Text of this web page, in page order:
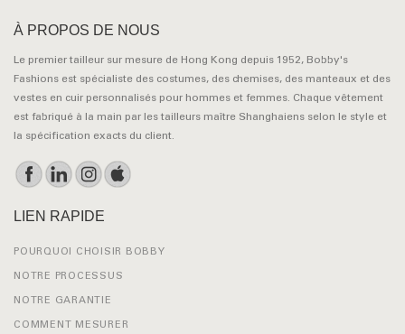
À PROPOS DE NOUS
Le premier tailleur sur mesure de Hong Kong depuis 1952, Bobby's
Fashions est spécialiste des costumes, des chemises, des manteaux et des
vestes en cuir personnalisés pour hommes et femmes. Chaque vêtement
est fabriqué à la main par les tailleurs maître Shanghaiens selon le style et
la spécification exacts du client.
LIEN RAPIDE
POURQUOI CHOISIR BOBBY
NOTRE PROCESSUS
NOTRE GARANTIE
COMMENT MESURER